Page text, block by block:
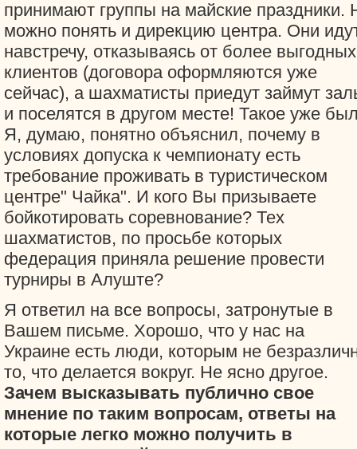
принимают группы на майские праздники.
можно понять и дирекцию центра. Они
навстречу, отказываясь от более выгодных
клиентов (договора оформляются уже
сейчас), а шахматисты приедут займут
и поселятся в другом месте! Такое уже
Я, думаю, понятно объяснил, почему в
условиях допуска к чемпионату есть
требование проживать в туристическом
центре" Чайка". И кого Вы призываете
бойкотировать соревнование? Тех
шахматистов, по просьбе которых
федерация приняла решение провести
турниры в Алуште?
Я ответил на все вопросы, затронутые в
Вашем письме. Хорошо, что у нас на
Украине есть люди, которым не
то, что делается вокруг. Не ясно другое.
Зачем высказывать публично свое
мнение по таким вопросам, ответы на
которые легко можно получить в